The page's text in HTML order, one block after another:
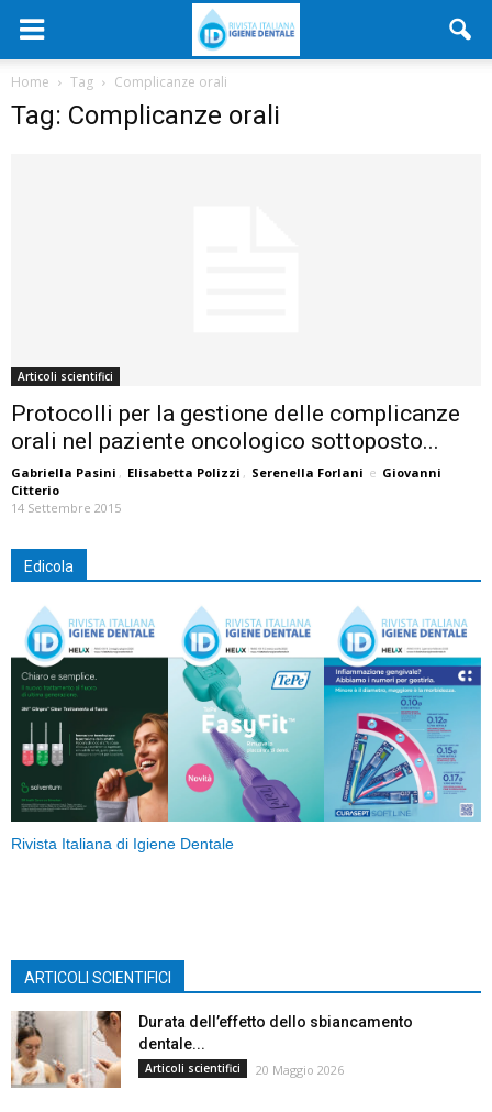
Home Tag Complicanze orali
Tag: Complicanze orali
Articoli scientifici
Protocolli per la gestione delle complicanze
orali nel paziente oncologico sottoposto...
Gabriella Pasini , Elisabetta Polizzi , Serenella Forlani e Giovanni
Citterio
14 Settembre 2015
Edicola
Rivista Italiana di Igiene Dentale
ARTICOLI SCIENTIFICI
Durata dell’effetto dello sbiancamento
dentale...
Articoli scientifici 20 Maggio 2026